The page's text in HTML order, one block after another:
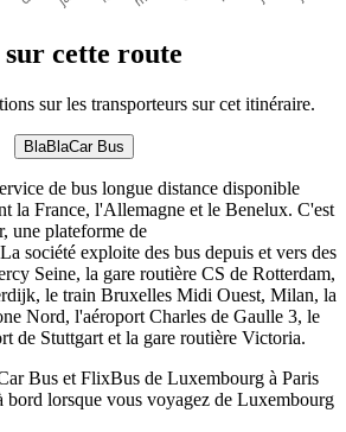
cette route
sur les transporteurs sur cet itinéraire.
BlaBlaCar Bus
de bus longue distance disponible
la France, l'Allemagne et le Benelux. C'est
une plateforme de
société exploite des bus depuis et vers des
Seine, la gare routière CS de Rotterdam,
le train Bruxelles Midi Ouest, Milan, la
Nord, l'aéroport Charles de Gaulle 3, le
de Stuttgart et la gare routière Victoria.
Bus et FlixBus de Luxembourg à Paris
bord lorsque vous voyagez de Luxembourg